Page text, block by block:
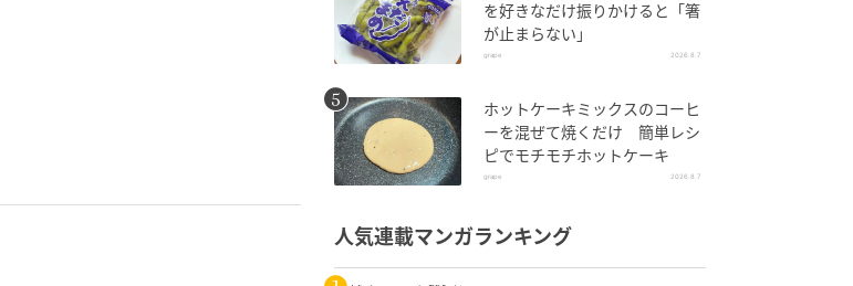
を好きなだけ振りかけると「箸
が止まらない」
grape 2026.8.7
ホットケーキミックスのコーヒ
ーを混ぜて焼くだけ 簡単レシ
ピでモチモチホットケーキ
grape 2026.8.7
人気連載マンガランキング